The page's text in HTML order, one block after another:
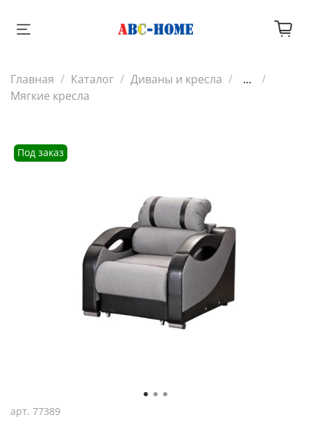
Главная Каталог Диваны и кресла
...
Мягкие кресла
Под заказ
арт. 77389